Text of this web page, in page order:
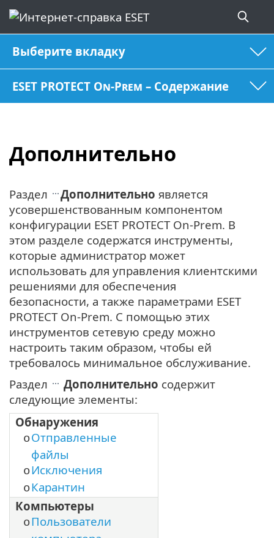
Выберите вкладку
ESET PROTECT On-Prem – Содержание
Дополнительно
Раздел Дополнительно является
усовершенствованным компонентом
конфигурации ESET PROTECT On-Prem. В
этом разделе содержатся инструменты,
которые администратор может
использовать для управления клиентскими
решениями для обеспечения
безопасности, а также параметрами ESET
PROTECT On-Prem. С помощью этих
инструментов сетевую среду можно
настроить таким образом, чтобы ей
требовалось минимальное обслуживание.
Раздел
Дополнительно содержит
следующие элементы:
Обнаружения
oОтправленные
файлы
oИсключения
oКарантин
Компьютеры
oПользователи